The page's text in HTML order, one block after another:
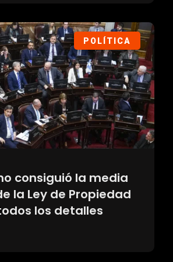
POLÍTICA
consiguió la media
la Ley de Propiedad
los detalles